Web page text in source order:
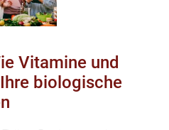
Vitamine und
biologische